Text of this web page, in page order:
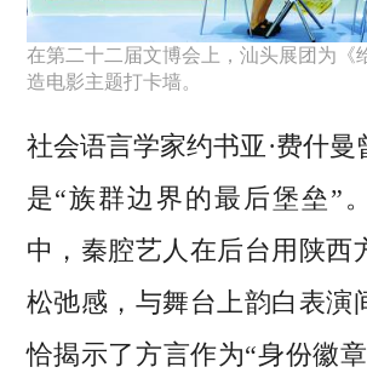
在第二十二届文博会上，汕头展团为《
造电影主题打卡墙。
社会语言学家约书亚·费什曼
是“族群边界的最后堡垒”
中，秦腔艺人在后台用陕西
松弛感，与舞台上韵白表演
恰揭示了方言作为“身份徽